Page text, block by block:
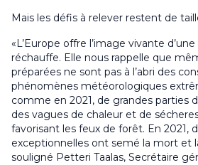
Mais les défis à relever restent de
«L’Europe offre l’image vivante
réchauffe. Elle nous rappelle que
préparées ne sont pas à l’abri des
phénomènes météorologiques
comme en 2021, de grandes parties
des vagues de chaleur et de
favorisant les feux de forêt. En 2021,
exceptionnelles ont semé la mort et
souligné Petteri Taalas, Secrétaire